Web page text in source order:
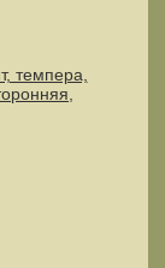
темпера,